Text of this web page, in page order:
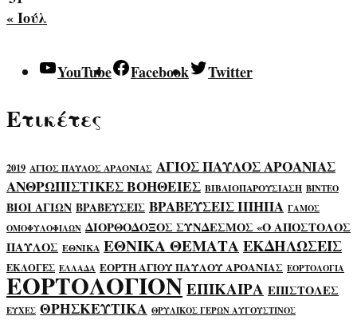
« Ιούλ
YouTube Facebook Twitter
Ετικέτες
2019 ΑΓΙΟΣ ΠΑΥΛΟΣ ΑΡΑΟΝΙΑΣ ΑΓΙΟΣ ΠΑΥΛΟΣ ΑΡΟΑΝΙΑΣ
ΑΝΘΡΩΠΙΣΤΙΚΕΣ ΒΟΗΘΕΙΕΣ ΒΙΒΛΙΟΠΑΡΟΥΣΙΑΣΗ ΒΙΝΤΕΟ
ΒΙΟΙ ΑΓΙΩΝ ΒΡΑΒΕΥΣΕΙΣ ΒΡΑΒΕΥΣΕΙΣ ΙΠΗΠΑ ΓΑΜΟΣ
ΟΜΟΦΥΛΟΦΙΛΩΝ ΔΙΟΡΘΟΔΟΞΟΣ ΣΥΝΔΕΣΜΟΣ «Ο ΑΠΟΣΤΟΛΟΣ
ΠΑΥΛΟΣ ΕΘΝΙΚΑ ΕΘΝΙΚΑ ΘΕΜΑΤΑΕΚΔΗΛΩΣΕΙΣ
ΕΚΛΟΓΕΣ ΕΛΛΑΔΑ ΕΟΡΤΗ ΑΓΙΟΥ ΠΑΥΛΟΥ ΑΡΟΑΝΙΑΣ ΕΟΡΤΟΛΟΓΙΑ
ΕΟΡΤΟΛΟΓΙΟΝΕΠΙΚΑΙΡΑ ΕΠΙΣΤΟΛΕΣ
ΕΥΧΕΣ ΘΡΗΣΚΕΥΤΙΚΑ ΘΡΥΛΙΚΟΣ ΓΕΡΩΝ ΑΥΓΟΥΣΤΙΝΟΣ